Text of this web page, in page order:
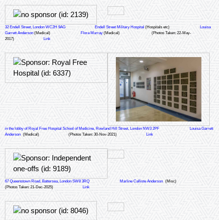
32 Endell Street, London WC2H 9AG Endell Street Military Hospital (Hospitals etc)
Louisa
Garrett Anderson (Medical) Flora Murray (Medical)
(Photos Taken: 22-May-
2017)
Link
in the lobby of Royal Free Hospital School of Medicine, Rowland Hill Street, London NW3 2PF
Louisa Garrett
Anderson (Medical) (Photos Taken: 30-Nov-2021) Link
67 Queenstown Road, Battersea, London SW8 3RQ Marline Calliste Anderson (Misc)
(Photos Taken: 21-Dec-2025)
Link